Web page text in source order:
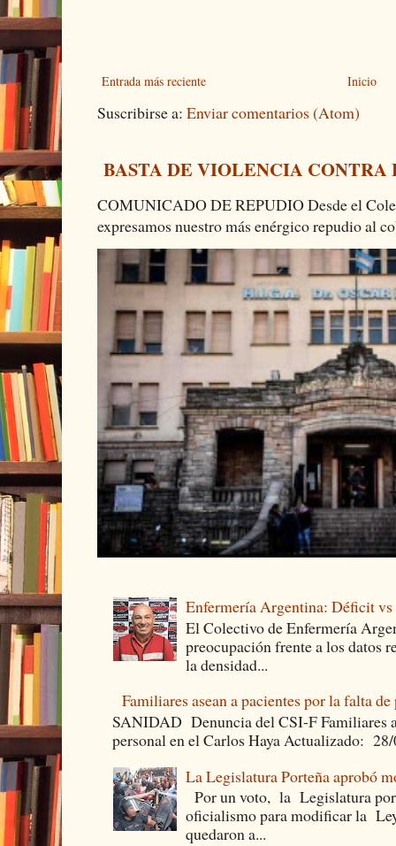
Entrada más reciente Inicio
Suscribirse a: Enviar comentarios (Atom)
BASTA DE VIOLENCIA
COMUNICADO DE REPUDIO Desde el
expresamos nuestro más enérgico repudio al
Enfermería Argentina: Déficit
El Colectivo de Enfermería
preocupación frente a los datos
la densidad...
Familiares asean a pacientes por la falta
SANIDAD Denuncia del CSI-F Familiares
personal en el Carlos Haya Actualizado:
La Legislatura Porteña aprobó
Por un voto, la Legislatura
oficialismo para modificar la
quedaron a...